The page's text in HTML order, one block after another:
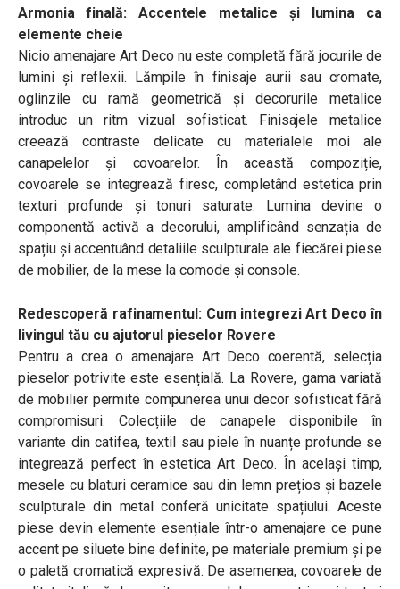
Armonia finală: Accentele metalice și lumina ca
elemente cheie
Nicio amenajare Art Deco nu este completă fără jocurile de
lumini și reflexii. Lămpile în finisaje aurii sau cromate,
oglinzile cu ramă geometrică și decorurile metalice
introduc un ritm vizual sofisticat. Finisajele metalice
creează contraste delicate cu materialele moi ale
canapelelor și covoarelor. În această compoziție,
covoarele se integrează firesc, completând estetica prin
texturi profunde și tonuri saturate. Lumina devine o
componentă activă a decorului, amplificând senzația de
spațiu și accentuând detaliile sculpturale ale fiecărei piese
de mobilier, de la mese la comode și console.
Redescoperă rafinamentul: Cum integrezi Art Deco în
livingul tău cu ajutorul pieselor Rovere
Pentru a crea o amenajare Art Deco coerentă, selecția
pieselor potrivite este esențială. La Rovere, gama variată
de mobilier permite compunerea unui decor sofisticat fără
compromisuri. Colecțiile de canapele disponibile în
variante din catifea, textil sau piele în nuanțe profunde se
integrează perfect în estetica Art Deco. În același timp,
mesele cu blaturi ceramice sau din lemn prețios și bazele
sculpturale din metal conferă unicitate spațiului. Aceste
piese devin elemente esențiale într-o amenajare ce pune
accent pe siluete bine definite, pe materiale premium și pe
o paletă cromatică expresivă. De asemenea, covoarele de